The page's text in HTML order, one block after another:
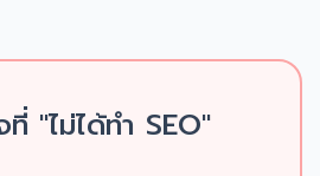
ที่ "ไม่ได้ทำ SEO"